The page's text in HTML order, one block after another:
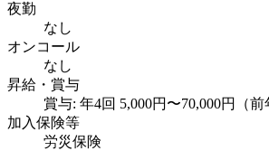
夜勤
なし
オンコール
なし
昇給・賞与
賞与: 年4回 5,000円〜70,000円（前
加入保険等
労災保険